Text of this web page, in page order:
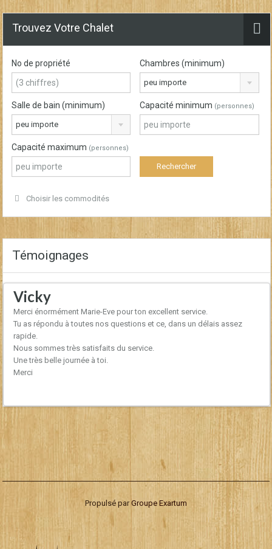
Trouvez Votre Chalet
No de propriété Chambres (minimum)
peu importe
Salle de bain (minimum)
peu importe
Capacité minimum (personnes)
Capacité maximum (personnes)
Choisir les commodités
Témoignages
Vicky
Merci énormément Marie-Eve pour ton excellent service.
Tu as répondu à toutes nos questions et ce, dans un délais assez
rapide.
Nous sommes très satisfaits du service.
Une très belle journée à toi.
Merci
Propulsé parGroupe Exartum